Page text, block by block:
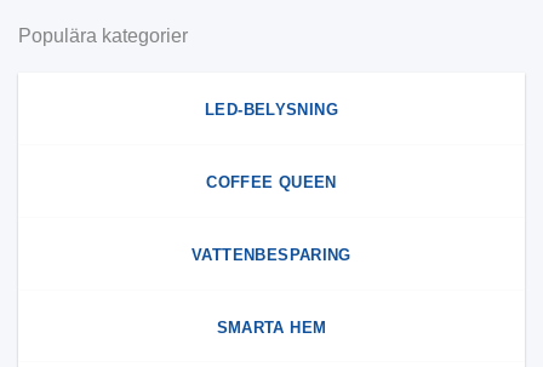
Populära kategorier
LED-BELYSNING
COFFEE QUEEN
VATTENBESPARING
SMARTA HEM